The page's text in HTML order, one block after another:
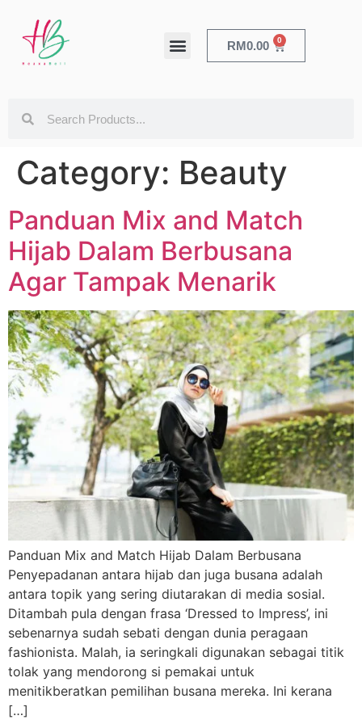
RM0.00 0
Category: Beauty
Panduan Mix and Match
Hijab Dalam Berbusana
Agar Tampak Menarik
Panduan Mix and Match Hijab Dalam Berbusana
Penyepadanan antara hijab dan juga busana adalah
antara topik yang sering diutarakan di media sosial.
Ditambah pula dengan frasa ‘Dressed to Impress’, ini
sebenarnya sudah sebati dengan dunia peragaan
fashionista. Malah, ia seringkali digunakan sebagai titik
tolak yang mendorong si pemakai untuk
menitikberatkan pemilihan busana mereka. Ini kerana
[…]